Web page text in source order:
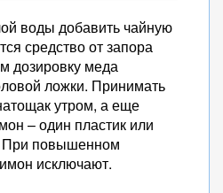
воды добавить чайную
средство от запора
дозировку меда
ложки. Принимать
утром, а еще
– один пластик или
При повышенном
исключают.